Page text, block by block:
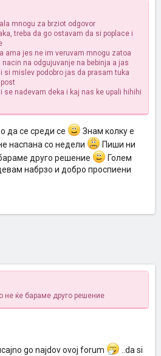
mnogu za brziot odgovor
treba da go ostavam da si poplace i
ama jes ne im veruvam mnogu zatoa
na odgujuvanje na bebinja a jas
si mislev podobro jas da prasam tuka
se nadevam deka i kaj nas ke upali hihihi
да се среди се
Знам колку е
наспана со недели
Пиши ни
друго решение
Голем
набрзо и добро проспиени
не ќе бараме друго решение
go najdov ovoj forum
..da si